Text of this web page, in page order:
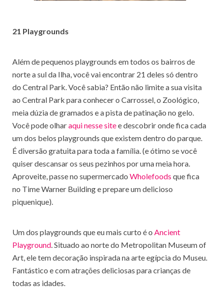
21 Playgrounds
Além de pequenos playgrounds em todos os bairros de
norte a sul da Ilha, você vai encontrar 21 deles só dentro
do Central Park. Você sabia? Então não limite a sua visita
ao Central Park para conhecer o Carrossel, o Zoológico,
meia dúzia de gramados e a pista de patinação no gelo.
Você pode olharaqui nesse sitee descobrir onde fica cada
um dos belos playgrounds que existem dentro do parque.
É diversão gratuita para toda a família. (e ótimo se você
quiser descansar os seus pezinhos por uma meia hora.
Aproveite, passe no supermercado Wholefoods que fica
no Time Warner Building e prepare um delicioso
piquenique).
Um dos playgrounds que eu mais curto é o Ancient
Playground. Situado ao norte do Metropolitan Museum of
Art, ele tem decoração inspirada na arte egípcia do Museu.
Fantástico e com atrações deliciosas para crianças de
todas as idades.